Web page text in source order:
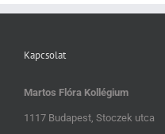
Kapcsolat
Martos Flóra Kollégium
1117 Budapest, Stoczek utca